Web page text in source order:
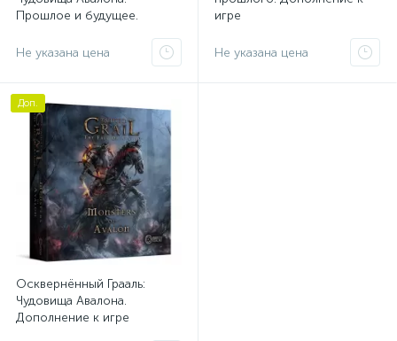
Прошлое и будущее.
Не указана цена
игре
Не указана цена
Доп.
Осквернённый Грааль:
Чудовища Авалона.
Дополнение к игре